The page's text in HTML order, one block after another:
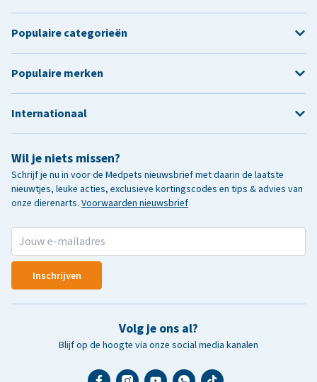
Wil je niets missen?
Schrijf je nu in voor de Medpets nieuwsbrief met daarin de laatste
nieuwtjes, leuke acties, exclusieve kortingscodes en tips & advies van
onze dierenarts. Voorwaarden nieuwsbrief
Inschrijven
Volg je ons al?
Blijf op de hoogte via onze social media kanalen
Populaire categorieën
Populaire merken
Internationaal